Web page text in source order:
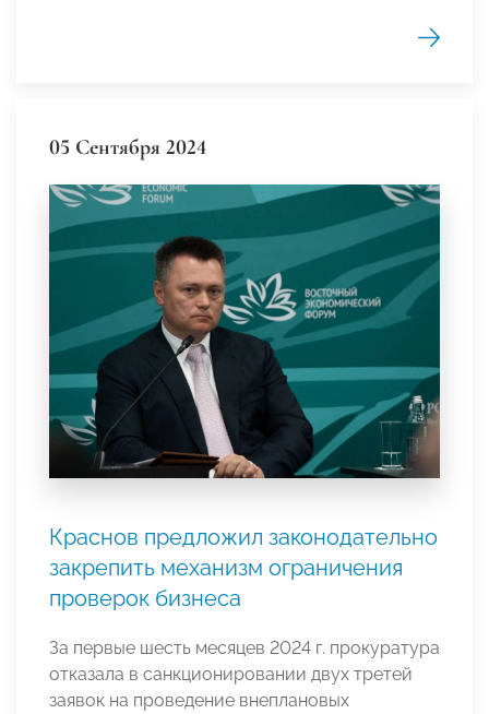
05 Сентября 2024
Краснов предложил законодательно
закрепить механизм ограничения
проверок бизнеса
За первые шесть месяцев 2024 г. прокуратура
отказала в санкционировании двух третей
заявок на проведение внеплановых